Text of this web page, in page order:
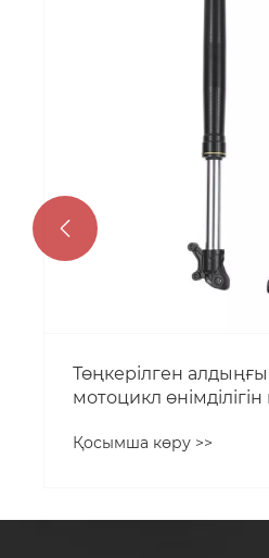
Төңкерілген
мотоцикл өнімділігін
Қосымша көру >>
